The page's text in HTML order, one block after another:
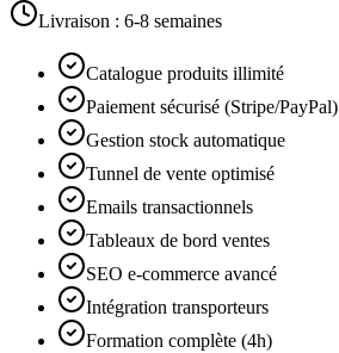
Livraison : 6-8 semaines
Catalogue produits illimité
Paiement sécurisé (Stripe/PayPal)
Gestion stock automatique
Tunnel de vente optimisé
Emails transactionnels
Tableaux de bord ventes
SEO e-commerce avancé
Intégration transporteurs
Formation complète (4h)